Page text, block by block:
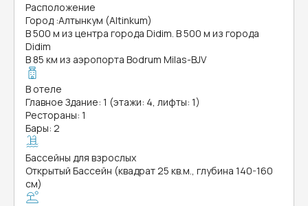
Расположение
Город :Алтынкум (Altinkum)
В 500 м из центра города Didim. В 500 м из города
Didim
В 85 км из аэропорта Bodrum Milas-BJV
В отеле
Главное Здание: 1 (этажи: 4, лифты: 1)
Рестораны: 1
Бары: 2
Бассейны для взрослых
Открытый Бассейн (квадрат 25 кв.м., глубина 140-160
см)